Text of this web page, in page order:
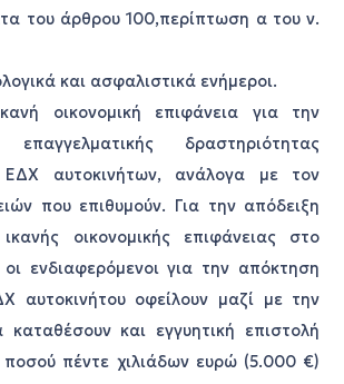
του άρθρου 100,περίπτωση α του ν.
και ασφαλιστικά ενήμεροι.
οικονομική επιφάνεια για την
δραστηριότητας
ΕΔΧ αυτοκινήτων, ανάλογα με τον
που επιθυμούν. Για την απόδειξη
οικονομικής επιφάνειας στο
ενδιαφερόμενοι για την απόκτηση
αυτοκινήτου οφείλουν μαζί με την
και εγγυητική επιστολή
πέντε χιλιάδων ευρώ (5.000 €)